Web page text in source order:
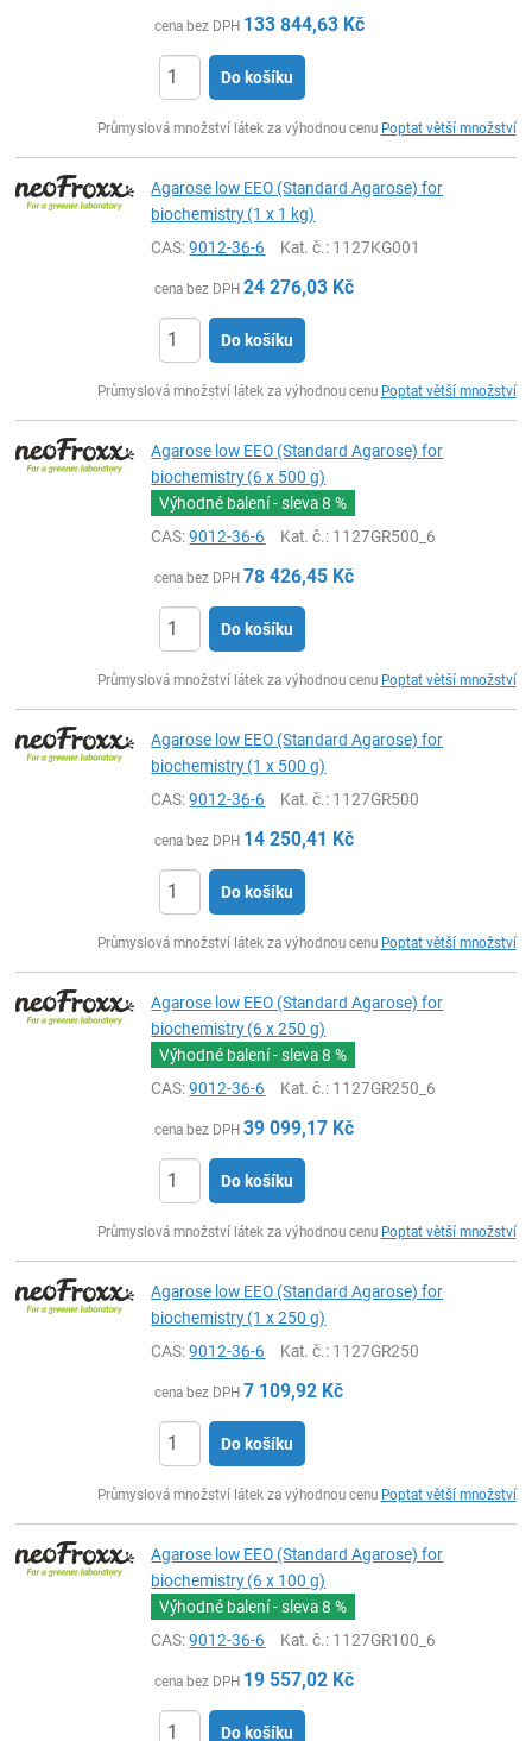
cena bez DPH 133 844,63 Kč
Do košíku
Průmyslová množství látek za výhodnou cenu Poptat větší množství
Agarose low EEO (Standard Agarose) for
biochemistry (1 x 1 kg)
CAS:9012-36-6 Kat. č.: 1127KG001
cena bez DPH 24 276,03 Kč
Do košíku
Průmyslová množství látek za výhodnou cenu Poptat větší množství
Agarose low EEO (Standard Agarose) for
biochemistry (6 x 500 g)
Výhodné balení - sleva8 %
CAS:9012-36-6 Kat. č.: 1127GR500_6
cena bez DPH 78 426,45 Kč
Do košíku
Průmyslová množství látek za výhodnou cenu Poptat větší množství
Agarose low EEO (Standard Agarose) for
biochemistry (1 x 500 g)
CAS:9012-36-6 Kat. č.: 1127GR500
cena bez DPH 14 250,41 Kč
Do košíku
Průmyslová množství látek za výhodnou cenu Poptat větší množství
Agarose low EEO (Standard Agarose) for
biochemistry (6 x 250 g)
Výhodné balení - sleva8 %
CAS:9012-36-6 Kat. č.: 1127GR250_6
cena bez DPH 39 099,17 Kč
Do košíku
Průmyslová množství látek za výhodnou cenu Poptat větší množství
Agarose low EEO (Standard Agarose) for
biochemistry (1 x 250 g)
CAS:9012-36-6 Kat. č.: 1127GR250
cena bez DPH 7 109,92 Kč
Do košíku
Průmyslová množství látek za výhodnou cenu Poptat větší množství
Agarose low EEO (Standard Agarose) for
biochemistry (6 x 100 g)
Výhodné balení - sleva8 %
CAS:9012-36-6 Kat. č.: 1127GR100_6
cena bez DPH 19 557,02 Kč
Do košíku